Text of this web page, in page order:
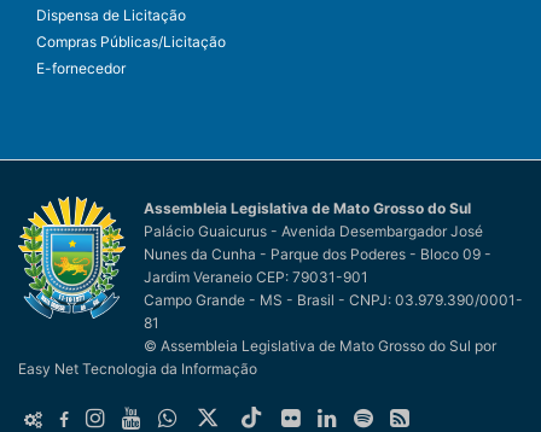
Dispensa de Licitação
Compras Públicas/Licitação
E-fornecedor
Assembleia Legislativa de Mato Grosso do Sul
Palácio Guaicurus - Avenida Desembargador José
Nunes da Cunha - Parque dos Poderes - Bloco 09 -
Jardim Veraneio CEP: 79031-901
Campo Grande - MS - Brasil - CNPJ: 03.979.390/0001-
81
© Assembleia Legislativa de Mato Grosso do Sul por
Easy Net Tecnologia da Informação